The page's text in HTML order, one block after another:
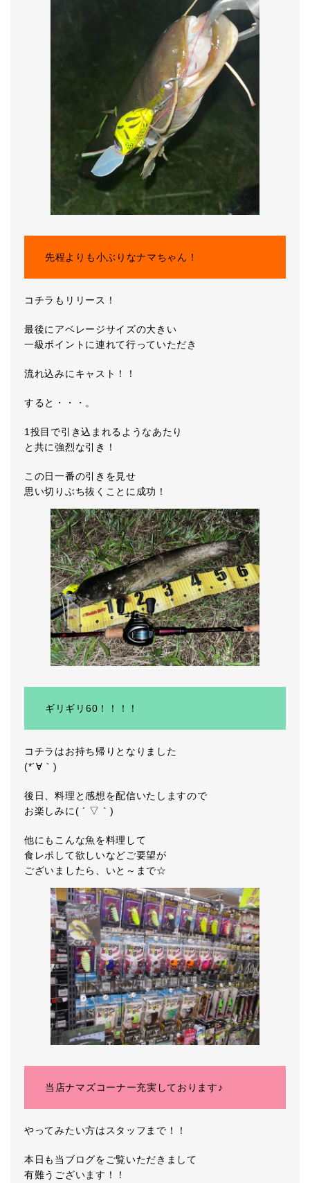
先程よりも小ぶりなナマちゃん！
コチラもリリース！
最後にアベレージサイズの大きい
一級ポイントに連れて行っていただき
流れ込みにキャスト！！
すると・・・。
1投目で引き込まれるようなあたり
と共に強烈な引き！
この日一番の引きを見せ
思い切りぶち抜くことに成功！
ギリギリ60！！！！
コチラはお持ち帰りとなりました
(*´∀｀)
後日、料理と感想を配信いたしますので
お楽しみに( ´ ▽ ` )
他にもこんな魚を料理して
食レポして欲しいなどご要望が
ございましたら、いと～まで☆
当店ナマズコーナー充実しております♪
やってみたい方はスタッフまで！！
本日も当ブログをご覧いただきまして
有難うございます！！